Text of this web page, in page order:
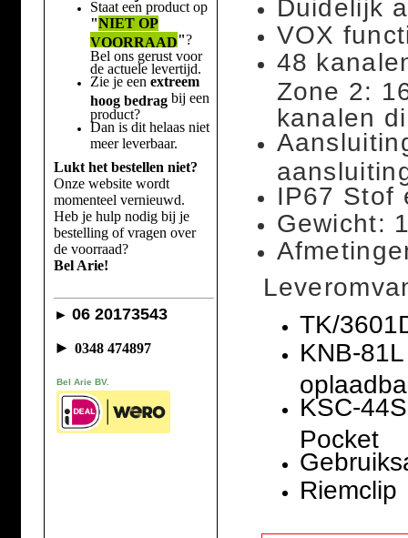
Staat een product op
"NIET OP
VOORRAAD"?
Bel ons gerust voor
de actuele levertijd.
Zie je een extreem
hoog bedragbij een
product?
Dan is dit helaas niet
meer leverbaar.
Lukt het bestellen niet?
Onze website wordt
momenteel vernieuwd.
Heb je hulp nodig bij je
bestelling of vragen over
de voorraad?
Bel Arie!
► 06 20173543
► 0348 474897
Bel Arie BV.
Duidelijk
VOX
48
Zone 2:
kanalen
IP67 Stof
Gewicht:
TK/
KNB-
KSC-
Pocket
Riemclip